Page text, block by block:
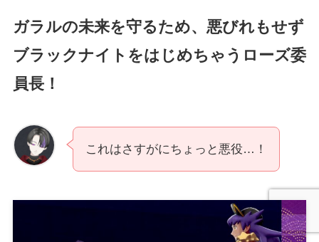
ガラルの未来を守るため、悪びれもせず
ブラックナイトをはじめちゃうローズ委
員長！
これはさすがにちょっと悪役…！